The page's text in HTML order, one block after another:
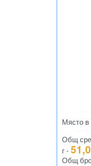
Място в
Общ
г -
Общ